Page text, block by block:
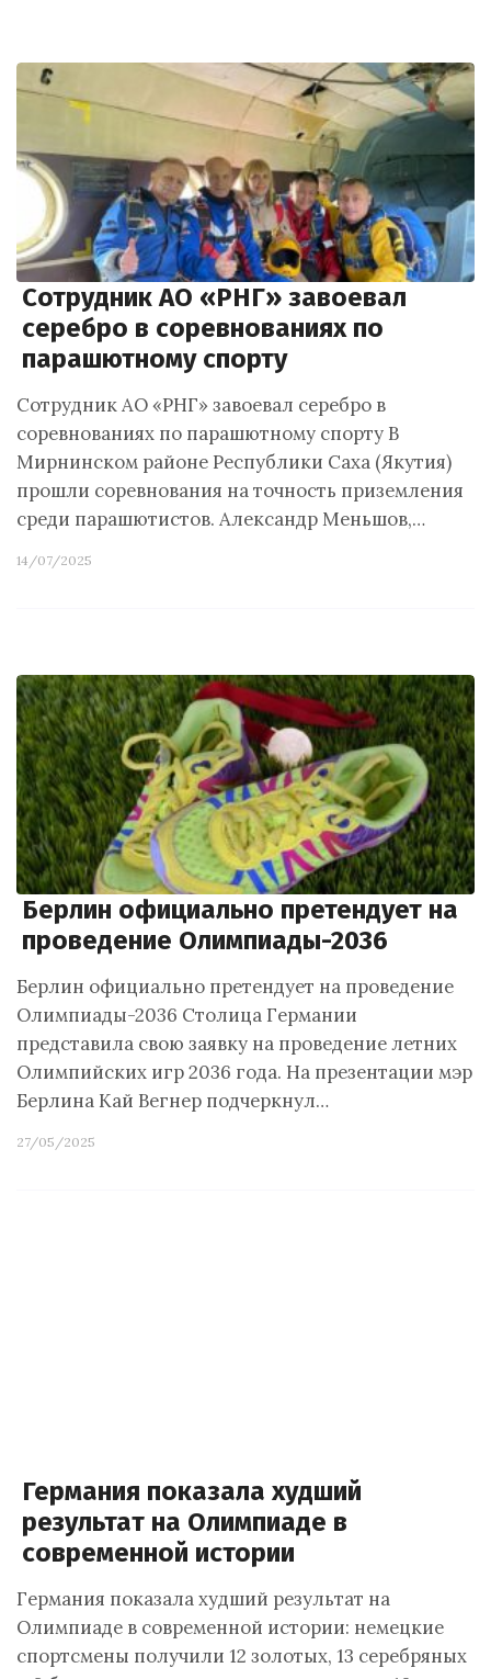
Сотрудник АО «РНГ» завоевал
серебро в соревнованиях по
парашютному спорту
Сотрудник АО «РНГ» завоевал серебро в
соревнованиях по парашютному спорту В
Мирнинском районе Республики Саха (Якутия)
прошли соревнования на точность приземления
среди парашютистов. Александр Меньшов,…
14/07/2025
Берлин официально претендует на
проведение Олимпиады-2036
Берлин официально претендует на проведение
Олимпиады-2036 Столица Германии
представила свою заявку на проведение летних
Олимпийских игр 2036 года. На презентации мэр
Берлина Кай Вегнер подчеркнул…
27/05/2025
Германия показала худший
результат на Олимпиаде в
современной истории
Германия показала худший результат на
Олимпиаде в современной истории: немецкие
спортсмены получили 12 золотых, 13 серебряных